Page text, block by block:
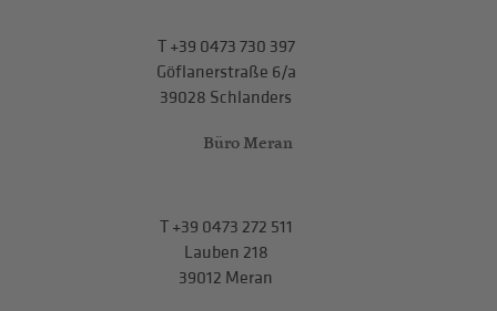
T+39 0473 730 397
Göflanerstraße 6/a
39028 Schlanders
Büro Meran
T+39 0473 272 511
Lauben 218
39012 Meran